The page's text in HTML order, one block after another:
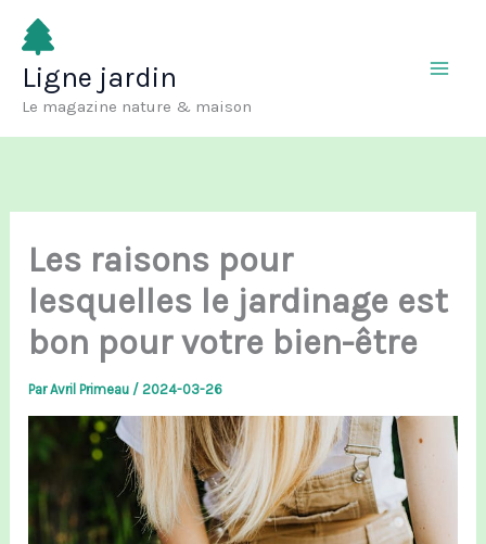
Aller
contenu
Ligne jardin
Le magazine nature & maison
Les raisons pour
lesquelles le jardinage est
bon pour votre bien-être
ParAvril Primeau /2024-03-26